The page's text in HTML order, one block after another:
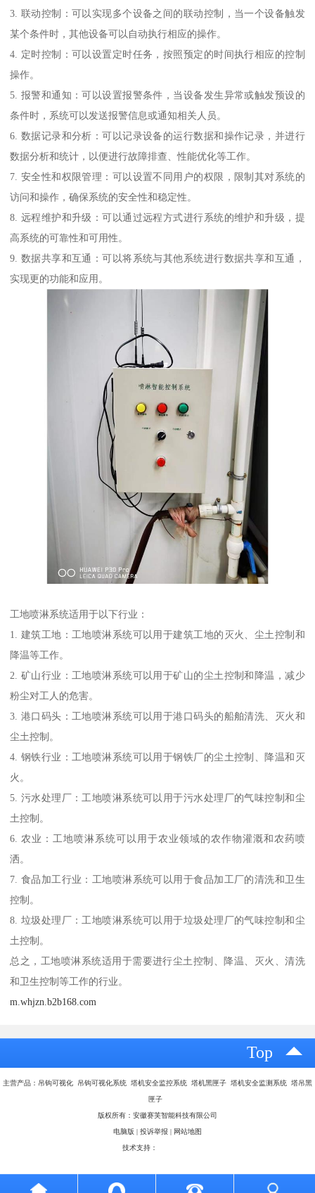
3. 联动控制：可以实现多个设备之间的联动控制，当一个设备触发
某个条件时，其他设备可以自动执行相应的操作。
4. 定时控制：可以设置定时任务，按照预定的时间执行相应的控制
操作。
5. 报警和通知：可以设置报警条件，当设备发生异常或触发预设的
条件时，系统可以发送报警信息或通知相关人员。
6. 数据记录和分析：可以记录设备的运行数据和操作记录，并进行
数据分析和统计，以便进行故障排查、性能优化等工作。
7. 安全性和权限管理：可以设置不同用户的权限，限制其对系统的
访问和操作，确保系统的安全性和稳定性。
8. 远程维护和升级：可以通过远程方式进行系统的维护和升级，提
高系统的可靠性和可用性。
9. 数据共享和互通：可以将系统与其他系统进行数据共享和互通，
实现更的功能和应用。
工地喷淋系统适用于以下行业：
1. 建筑工地：工地喷淋系统可以用于建筑工地的灭火、尘土控制和
降温等工作。
2. 矿山行业：工地喷淋系统可以用于矿山的尘土控制和降温，减少
粉尘对工人的危害。
3. 港口码头：工地喷淋系统可以用于港口码头的船舶清洗、灭火和
尘土控制。
4. 钢铁行业：工地喷淋系统可以用于钢铁厂的尘土控制、降温和灭
火。
5. 污水处理厂：工地喷淋系统可以用于污水处理厂的气味控制和尘
土控制。
6. 农业：工地喷淋系统可以用于农业领域的农作物灌溉和农药喷
洒。
7. 食品加工行业：工地喷淋系统可以用于食品加工厂的清洗和卫生
控制。
8. 垃圾处理厂：工地喷淋系统可以用于垃圾处理厂的气味控制和尘
土控制。
总之，工地喷淋系统适用于需要进行尘土控制、降温、灭火、清洗
和卫生控制等工作的行业。
m.whjzn.b2b168.com
Top
主营产品：吊钩可视化 吊钩可视化系统 塔机安全监控系统 塔机黑匣子 塔机安全监测系统 塔吊黑
匣子
版权所有：安徽赛芙智能科技有限公司
电脑版 | 投诉举报 | 网站地图
技术支持：